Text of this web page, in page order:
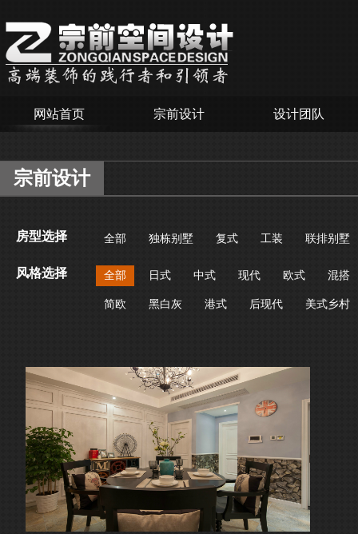
网站首页 宗前设计 设计团队
宗前设计
房型选择 全部 独栋别墅 复式 工装 联排别墅
风格选择 全部 日式 中式 现代 欧式 混搭
简欧 黑白灰 港式 后现代 美式乡村